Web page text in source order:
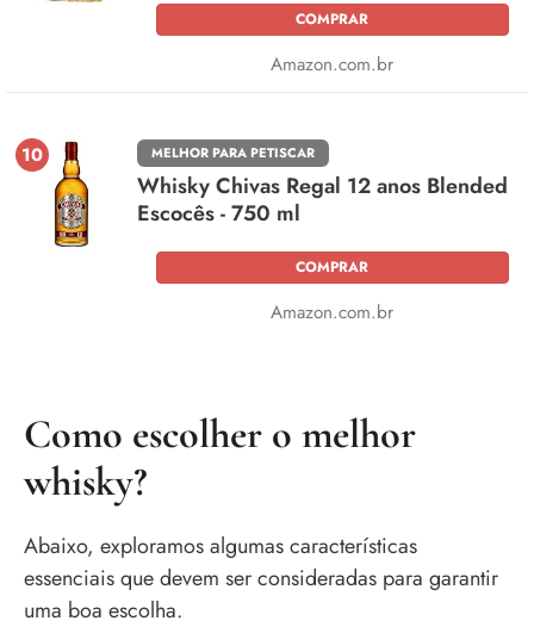
COMPRAR
Amazon.com.br
10 MELHOR PARA PETISCAR
Whisky Chivas Regal 12 anos Blended
Escocês - 750 ml
COMPRAR
Amazon.com.br
Como escolher o melhor
whisky?
Abaixo, exploramos algumas características
essenciais que devem ser consideradas para garantir
uma boa escolha.